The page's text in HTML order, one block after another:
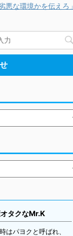
悪な環境かを伝えろ」
タクなMr.K
はパヨクと呼ばれ、